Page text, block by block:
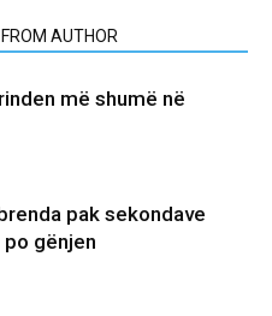
AUTHOR
më shumë në
pak sekondave
gënjen